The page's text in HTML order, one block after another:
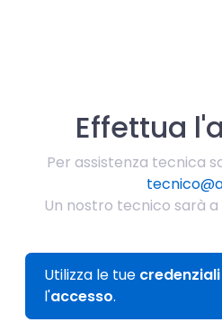
Effettua
Per assistenza tecnica
Un nostro tecnico sarà
Utilizza le tue credenziali
l'accesso.